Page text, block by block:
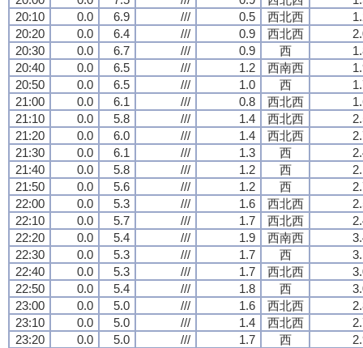
20:10
0.0 6.9 /// 0.5 西北西
20:20
0.0 6.4 /// 0.9 西北西
20:30
0.0 6.7 /// 0.9 西
20:40
0.0 6.5 /// 1.2 西南西
20:50
0.0 6.5 /// 1.0 西
21:00
0.0 6.1 /// 0.8 西北西
21:10
0.0 5.8 /// 1.4 西北西
21:20
0.0 6.0 /// 1.4 西北西
21:30
0.0 6.1 /// 1.3 西
21:40
0.0 5.8 /// 1.2 西
21:50
0.0 5.6 /// 1.2 西
22:00
0.0 5.3 /// 1.6 西北西
22:10
0.0 5.7 /// 1.7 西北西
22:20
0.0 5.4 /// 1.9 西南西
22:30
0.0 5.3 /// 1.7 西
22:40
0.0 5.3 /// 1.7 西北西
22:50
0.0 5.4 /// 1.8 西
23:00
0.0 5.0 /// 1.6 西北西
23:10
0.0 5.0 /// 1.4 西北西
23:20
0.0 5.0 /// 1.7 西